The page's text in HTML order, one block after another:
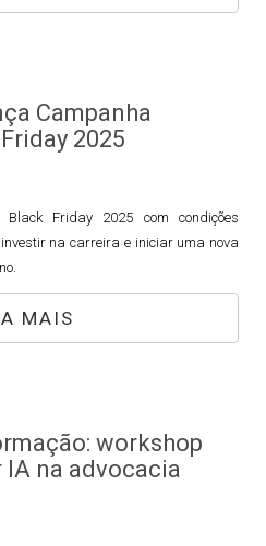
Campanha
2025
Friday 2025 com condições
na carreira e iniciar uma nova
MAIS
workshop
na advocacia